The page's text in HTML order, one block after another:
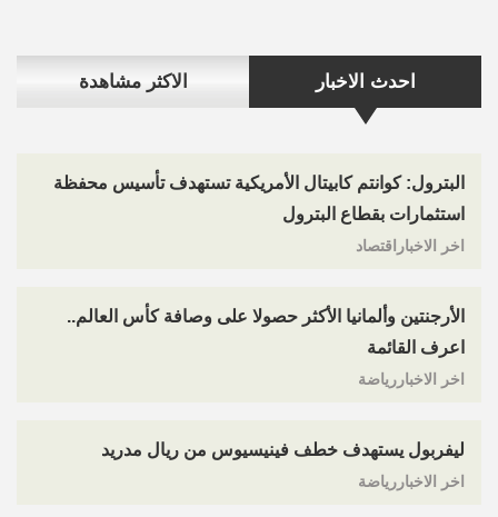
احدث الاخبار الاكثر مشاهدة
البترول: كوانتم كابيتال الأمريكية تستهدف تأسيس محفظة
استثمارات بقطاع البترول
اخر الاخباراقتصاد
الأرجنتين وألمانيا الأكثر حصولا على وصافة كأس العالم..
اعرف القائمة
اخر الاخباررياضة
ليفربول يستهدف خطف فينيسيوس من ريال مدريد
اخر الاخباررياضة